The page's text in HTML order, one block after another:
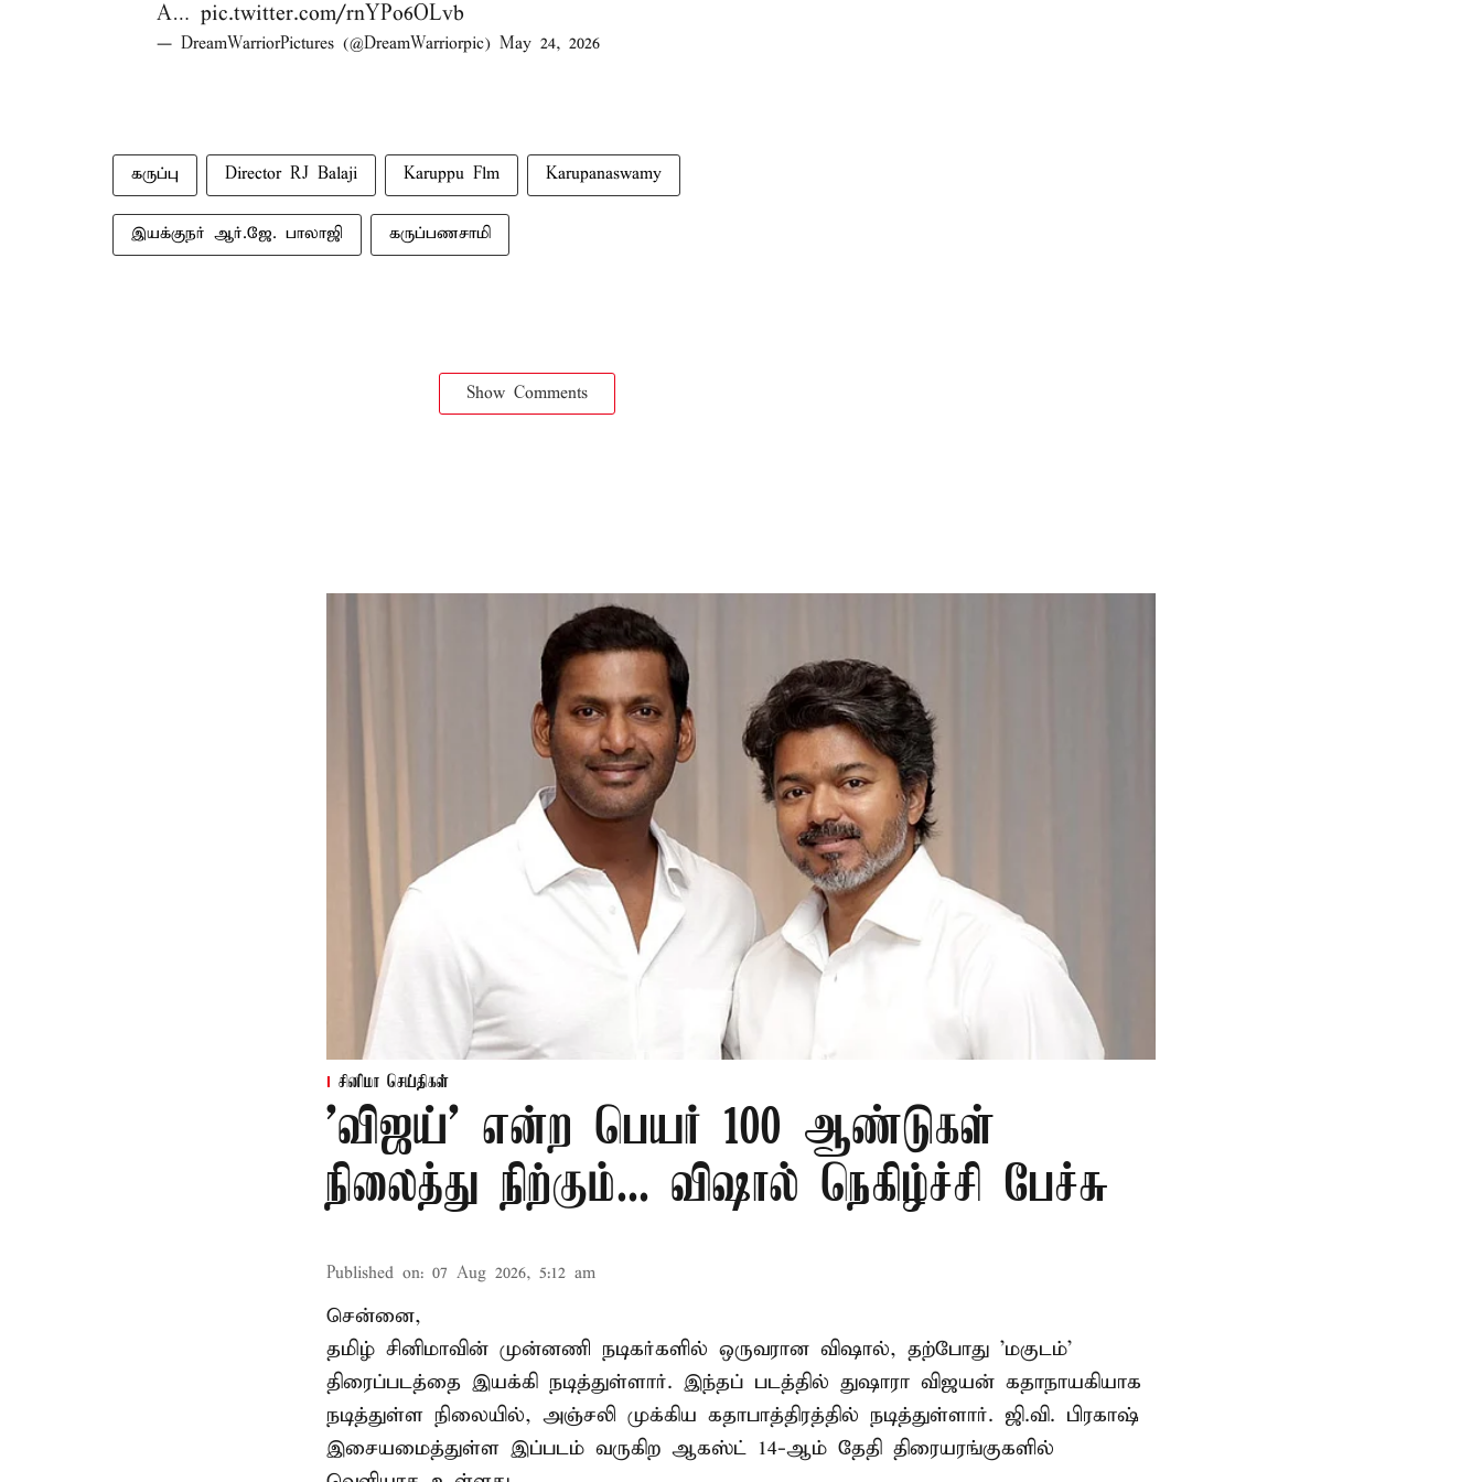
A… pic.twitter.com/rnYPo6OLvb
— DreamWarriorPictures (@DreamWarriorpic) May 24, 2026
கருப்பு Director RJ Balaji Karuppu Flm Karupanaswamy
இயக்குநர் ஆர்.ஜே. பாலாஜி கருப்பணசாமி
Show Comments
சினிமா செய்திகள்
'விஜய்' என்ற பெயர் 100 ஆண்டுகள்
நிலைத்து நிற்கும்... விஷால் நெகிழ்ச்சி பேச்சு
Published on: 07 Aug 2026, 5:12 am
சென்னை,
தமிழ் சினிமாவின் முன்னணி நடிகர்களில் ஒருவரான விஷால், தற்போது 'மகுடம்'
திரைப்படத்தை இயக்கி நடித்துள்ளார். இந்தப் படத்தில் துஷாரா விஜயன் கதாநாயகியாக
நடித்துள்ள நிலையில், அஞ்சலி முக்கிய கதாபாத்திரத்தில் நடித்துள்ளார். ஜி.வி. பிரகாஷ்
இசையமைத்துள்ள இப்படம் வருகிற ஆகஸ்ட் 14-ஆம் தேதி திரையரங்குகளில்